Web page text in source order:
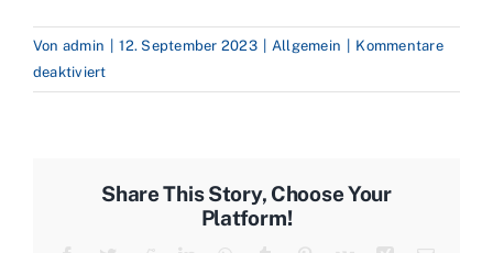
Von admin 12. September 2023 Allgemein
Kommentare
deaktiviertfür
Heizungsgesetz
kommunale
Wärmeplanung
Share This Story, Choose Your
Platform!